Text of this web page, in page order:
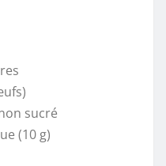
sucré
(10 g)